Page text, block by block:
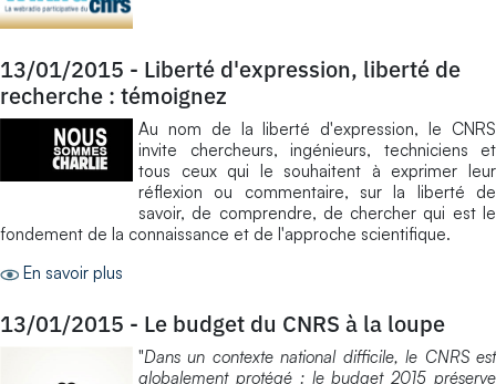
13/01/2015 - Liberté d'expression, liberté de
recherche : témoignez
Au nom de la liberté d'expression, le CNRS
invite chercheurs, ingénieurs, techniciens et
tous ceux qui le souhaitent à exprimer leur
réflexion ou commentaire, sur la liberté de
savoir, de comprendre, de chercher qui est le
fondement de la connaissance et de l'approche scientifique.
En savoir plus
13/01/2015 - Le budget du CNRS à la loupe
"Dans un contexte national difficile, le CNRS est
globalement protégé : le budget 2015 préserve